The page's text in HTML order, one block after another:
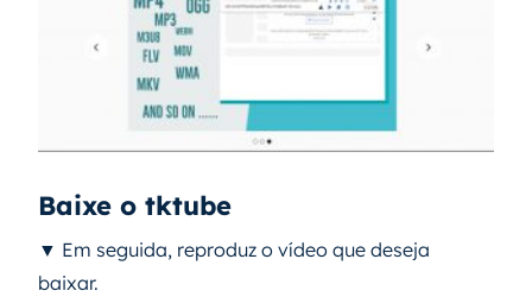
Baixe o tktube
▼ Em seguida, reproduz o vídeo que deseja
baixar.